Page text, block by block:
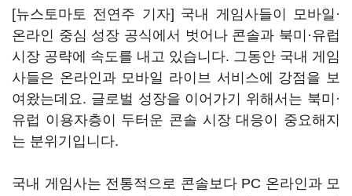
[뉴스토마토 전연주 기자] 국내 게임사들이 모바일·
온라인 중심 성장 공식에서 벗어나 콘솔과 북미·유럽
시장 공략에 속도를 내고 있습니다. 그동안 국내 게임
사들은 온라인과 모바일 라이브 서비스에 강점을 보
여왔는데요. 글로벌 성장을 이어가기 위해서는 북미·
유럽 이용자층이 두터운 콘솔 시장 대응이 중요해지
는 분위기입니다.
국내 게임사는 전통적으로 콘솔보다 PC 온라인과 모